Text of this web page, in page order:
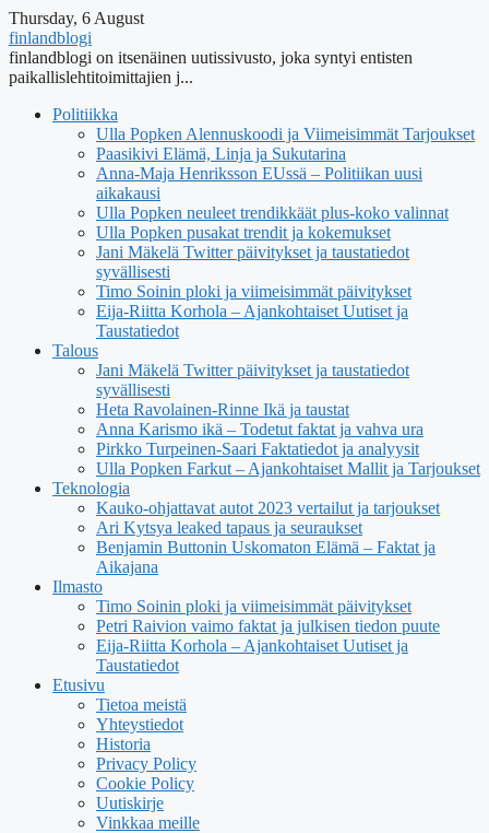
Thursday, 6 August
finlandblogi
finlandblogi on itsenäinen uutissivusto, joka syntyi entisten
paikallislehtitoimittajien j...
Politiikka
Ulla Popken Alennuskoodi ja Viimeisimmät Tarjoukset
Paasikivi Elämä, Linja ja Sukutarina
Anna-Maja Henriksson EUssä – Politiikan uusi
aikakausi
Ulla Popken neuleet trendikkäät plus-koko valinnat
Ulla Popken pusakat trendit ja kokemukset
Jani Mäkelä Twitter päivitykset ja taustatiedot
syvällisesti
Timo Soinin ploki ja viimeisimmät päivitykset
Eija-Riitta Korhola – Ajankohtaiset Uutiset ja
Taustatiedot
Talous
Jani Mäkelä Twitter päivitykset ja taustatiedot
syvällisesti
Heta Ravolainen-Rinne Ikä ja taustat
Anna Karismo ikä – Todetut faktat ja vahva ura
Pirkko Turpeinen-Saari Faktatiedot ja analyysit
Ulla Popken Farkut – Ajankohtaiset Mallit ja Tarjoukset
Teknologia
Kauko-ohjattavat autot 2023 vertailut ja tarjoukset
Ari Kytsya leaked tapaus ja seuraukset
Benjamin Buttonin Uskomaton Elämä – Faktat ja
Aikajana
Ilmasto
Timo Soinin ploki ja viimeisimmät päivitykset
Petri Raivion vaimo faktat ja julkisen tiedon puute
Eija-Riitta Korhola – Ajankohtaiset Uutiset ja
Taustatiedot
Etusivu
Tietoa meistä
Yhteystiedot
Historia
Privacy Policy
Cookie Policy
Uutiskirje
Vinkkaa meille